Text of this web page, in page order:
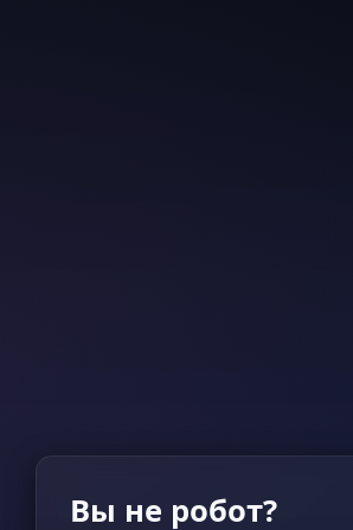
Вы не робот?